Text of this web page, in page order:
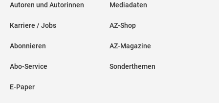
Autoren und Autorinnen
Karriere / Jobs
Abonnieren
Abo-Service
E-Paper
Mediadaten
AZ-Shop
AZ-Magazine
Sonderthemen